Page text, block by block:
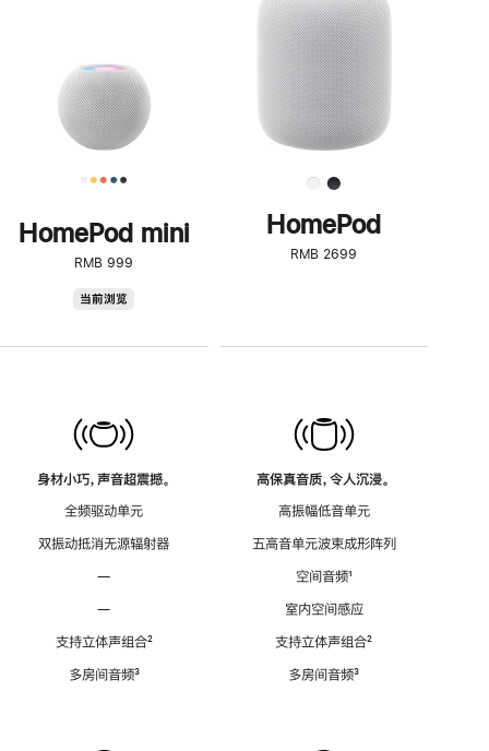
HomePod mini
RMB 999
当前浏览
身材小巧，声音超震撼。
全频驱动单元
双振动抵消无源辐射器
—
—
支持立体声组合脚
²
多房间音频脚
³
了
解
HomePod<
HomePod
RMB 2699
高保真音质，令人沉浸。
高振幅低音单元
五高音单元波束成形阵列
空间音频脚
¹
室内空间感应
支持立体声组合脚
²
多房间音频脚
³